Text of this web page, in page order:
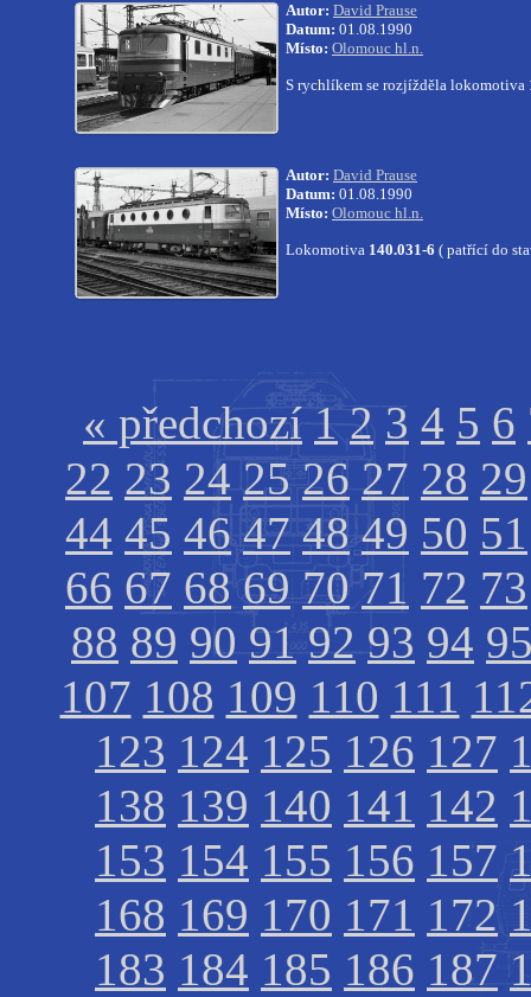
Autor: David Prause
Datum: 01.08.1990
Místo: Olomouc hl.n.
S rychlíkem se rozjížděla lokomotiva
Autor: David Prause
Datum: 01.08.1990
Místo: Olomouc hl.n.
Lokomotiva 140.031-6 ( patřící do
« předchozí 1 2 3 4 5 6
22 23 24 25 26 27 28 29
44 45 46 47 48 49 50 51
66 67 68 69 70 71 72 73
88 89 90 91 92 93 94
107 108 109 110 111
123 124 125 126 127
138 139 140 141 142
153 154 155 156 157
168 169 170 171 172
183 184 185 186 187